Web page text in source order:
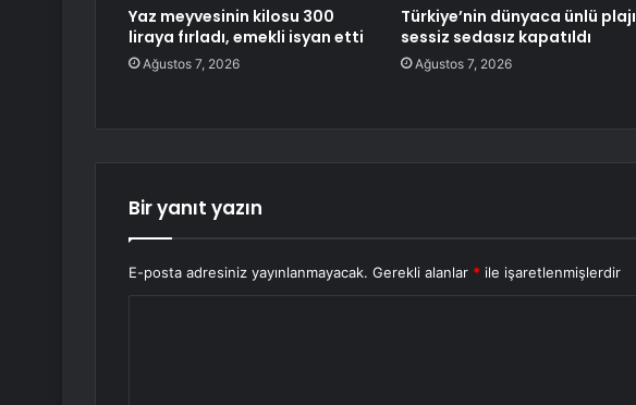
Yaz meyvesinin kilosu 300
liraya fırladı, emekli isyan etti
Ağustos 7, 2026
Türkiye’nin dünyaca ünlü plajı
sessiz sedasız kapatıldı
Ağustos 7, 2026
Bir yanıt yazın
E-posta adresiniz yayınlanmayacak. Gerekli alanlar * ile işaretlenmişlerdir